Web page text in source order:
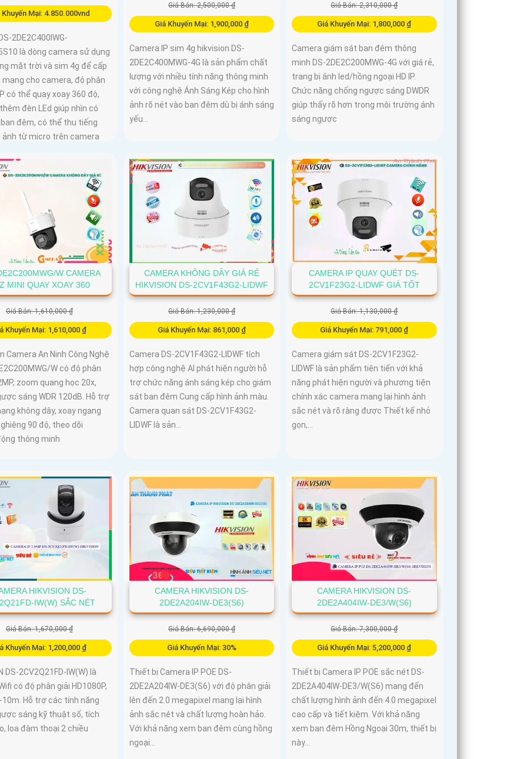
Khuyến Mại: 4.850.000vnd
2DE2C400IWG-
là dòng camera sử dụng
mặt trời và sim 4g để cấp
mạng cho camera, độ phân
có thể quay xoay 360 độ,
đèn LEd giúp nhìn có
đêm, có thể thu tiếng
ảnh từ micro trên camera
Giá Bán: 2,500,000 ₫
Giá Khuyến Mại: 1,900,000 ₫
Camera IP sim 4g hikvision DS-
2DE2C400MWG-4G là sản phẩm chất
lượng với nhiều tính năng thông minh
với công nghệ Ánh Sáng Kép cho hình
ảnh rõ nét vào ban đêm dù bị ánh sáng
yếu...
Giá Bán: 2,310,000 ₫
Giá Khuyến Mại: 1,800,000 ₫
Camera giám sát ban đêm thông
minh DS-2DE2C200MWG-4G với giá rẻ,
trang bị ánh led/hồng ngoại HD IP.
Chức năng chống ngược sáng DWDR
giúp thấy rõ hơn trong môi trường ánh
sáng ngược
W CAMERA
MINI QUAY XOAY 360
Giá Bán: 1,610,000 ₫
Khuyến Mại: 1,610,000 ₫
Camera An Ninh Công Nghệ
W có độ phân
zoom quang học 20x,
sáng WDR 120dB. Hỗ trợ
không dây, xoay ngang
90 độ, theo dõi
thông minh
CAMERA KHÔNG DÂY GIÁ RẺ
HIKVISION DS-2CV1F43G2-LIDWF
Giá Bán: 1,230,000 ₫
Giá Khuyến Mại: 861,000 ₫
Camera DS-2CV1F43G2-LIDWF tích
hợp công nghệ AI phát hiện người hỗ
trợ chức năng ánh sáng kép cho giám
sát ban đêm Cung cấp hình ảnh màu.
Camera quan sát DS-2CV1F43G2-
LIDWF là sản...
CAMERA IP QUAY QUÉT DS-
2CV1F23G2-LIDWF GIÁ TỐT
Giá Bán: 1,130,000 ₫
Giá Khuyến Mại: 791,000 ₫
Camera giám sát DS-2CV1F23G2-
LIDWF là sản phẩm tiên tiến với khả
năng phát hiện người và phương tiện
chính xác camera mang lại hình ảnh
sắc nét và rõ ràng được Thiết kế nhỏ
gọn,...
HIKVISION DS-
IW(W) SẮC NÉT
Giá Bán: 1,670,000 ₫
Khuyến Mại: 1,200,000 ₫
DS-2CV2Q21FD-IW(W) là
có độ phân giải HD1080P,
10m. Hỗ trợ các tính năng
sáng kỹ thuật số, tích
loa đàm thoại 2 chiều
CAMERA HIKVISION DS-
2DE2A204IW-DE3(S6)
Giá Bán: 6,690,000 ₫
Giá Khuyến Mại: 30%
Thiết bị Camera IP POE DS-
2DE2A204IW-DE3(S6) với độ phân giải
lên đến 2.0 megapixel mang lại hình
ảnh sắc nét và chất lượng hoàn hảo.
Với khả năng xem ban đêm cùng hồng
ngoại...
CAMERA HIKVISION DS-
2DE2A404IW-DE3/W(S6)
Giá Bán: 7,300,000 ₫
Giá Khuyến Mại: 5,200,000 ₫
Thiết bị Camera IP POE sắc nét DS-
2DE2A404IW-DE3/W(S6) mang đến
chất lượng hình ảnh đến 4.0 megapixel
cao cấp và tiết kiệm. Với khả năng
xem ban đêm Hồng Ngoại 30m, thiết bị
này...